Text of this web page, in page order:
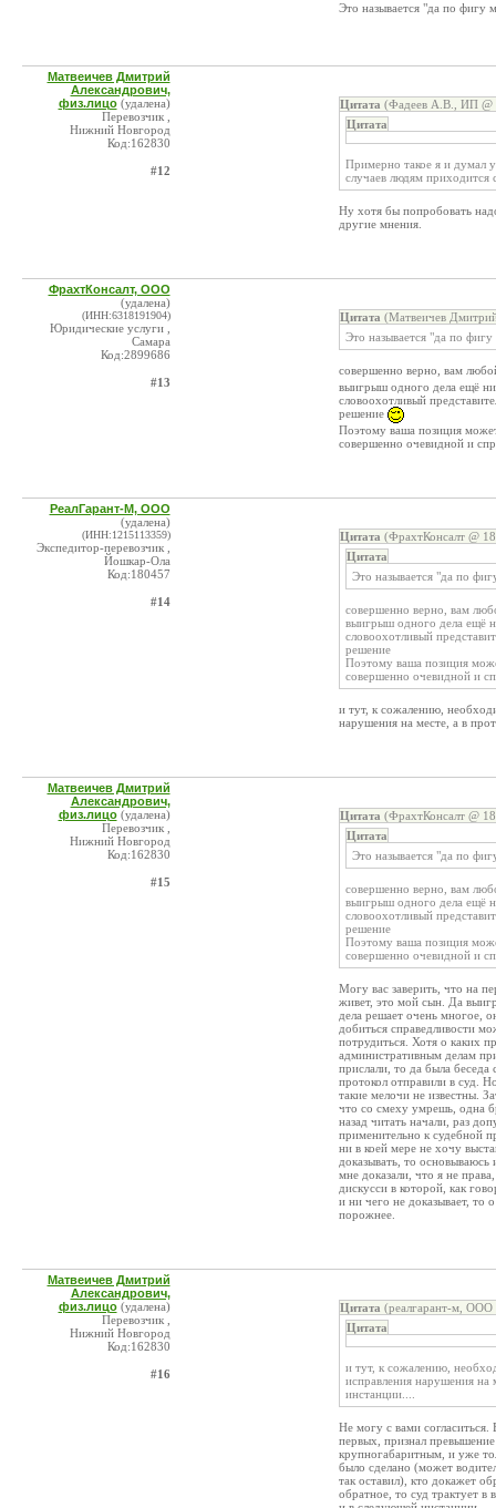
Это называется "да по фигу
Матвеичев Дмитрий
Александрович,
физ.лицо (удалена)
Перевозчик ,
Нижний Новгород
Код:162830
#12
Цитата (Фадеев А.В., ИП @
Цитата
Примерно такое я и думал
случаев людям приходится
Ну хотя бы попробовать
другие мнения.
ФрахтКонсалт, ООО
(удалена)
(ИНН:6318191904)
Юридические услуги ,
Самара
Код:2899686
#13
Цитата (Матвеичев
Это называется "да по
совершенно верно, вам
выигрыш одного дела ещё
словоохотливый
решение
Поэтому ваша позиция
совершенно очевидной и
РеалГарант-М, ООО
(удалена)
(ИНН:1215113359)
Экспедитор-перевозчик ,
Йошкар-Ола
Код:180457
#14
Цитата (ФрахтКонсалт @
Цитата
Это называется "да по
совершенно верно, вам
выигрыш одного дела ещё
словоохотливый
решение
Поэтому ваша позиция
совершенно очевидной и
и тут, к сожалению,
нарушения на месте, а в
Матвеичев Дмитрий
Александрович,
физ.лицо (удалена)
Перевозчик ,
Нижний Новгород
Код:162830
#15
Цитата (ФрахтКонсалт @
Цитата
Это называется "да по
совершенно верно, вам
выигрыш одного дела ещё
словоохотливый
решение
Поэтому ваша позиция
совершенно очевидной и
Могу вас заверить, что на
живет, это мой сын. Да
дела решает очень многое,
добиться справедливости
потрудиться. Хотя о каких
административным делам
прислали, то да была
протокол отправили в суд.
такие мелочи не известны.
что со смеху умрешь, одна
назад читать начали, раз
применительно к судебной
ни в коей мере не хочу
доказывать, то
мне доказали, что я не
дискусси в которой, как
и ни чего не доказывает, то
порожнее.
Матвеичев Дмитрий
Александрович,
физ.лицо (удалена)
Перевозчик ,
Нижний Новгород
Код:162830
#16
Цитата (реалгарант-м,
Цитата
и тут, к сожалению,
исправления нарушения
инстанции....
Не могу с вами
первых, признал
крупногабаритным, и уже
было сделано (может
так оставил), кто докажет
обратное, то суд трактует